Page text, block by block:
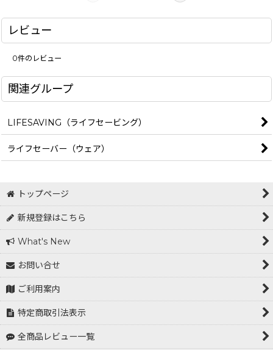
レビュー
0件のレビュー
関連グループ
LIFESAVING（ライフセービング）
ライフセーバー（ウェア）
トップページ
新規登録はこちら
What's New
お問い合せ
ご利用案内
特定商取引法表示
全商品レビュー一覧